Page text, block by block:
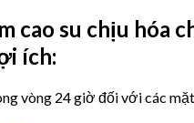
cao su chịu hóa
ích:
vòng 24 giờ đối với các